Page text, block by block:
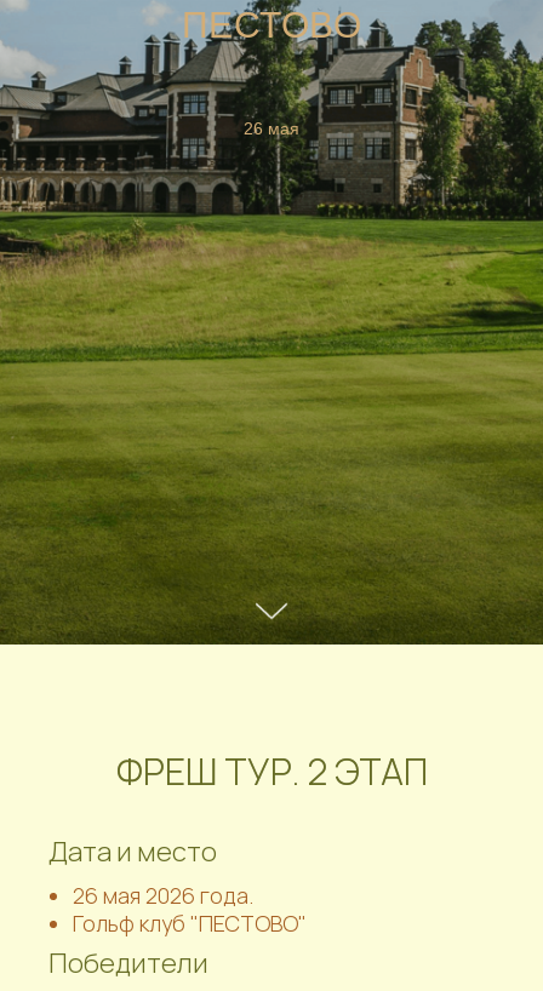
ПЕСТОВО
26 мая
ФРЕШ ТУР. 2 ЭТАП
Дата и место
26 мая 2026 года.
Гольф клуб "ПЕСТОВО"
Победители